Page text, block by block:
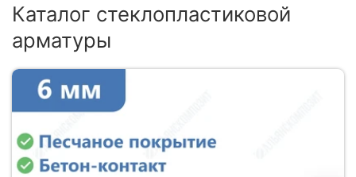
Каталог стеклопластиковой
арматуры